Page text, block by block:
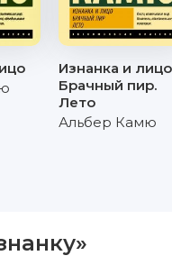
Изнанка и
Брачный пир.
Лето
Альбер Камю